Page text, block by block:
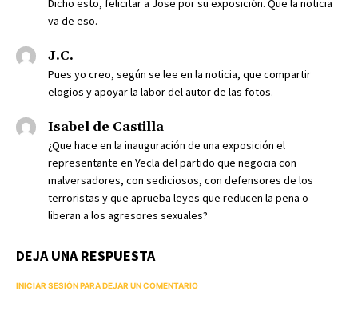
Dicho esto, felicitar a Jose por su exposición. Que la noticia
va de eso.
J.C.
Pues yo creo, según se lee en la noticia, que compartir
elogios y apoyar la labor del autor de las fotos.
Isabel de Castilla
¿Que hace en la inauguración de una exposición el
representante en Yecla del partido que negocia con
malversadores, con sediciosos, con defensores de los
terroristas y que aprueba leyes que reducen la pena o
liberan a los agresores sexuales?
DEJA UNA RESPUESTA
INICIAR SESIÓN PARA DEJAR UN COMENTARIO